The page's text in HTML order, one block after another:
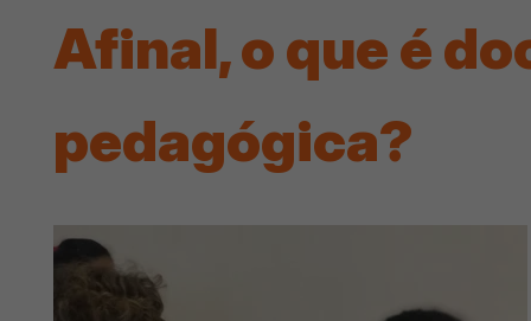
Afinal, o que é
pedagógica?